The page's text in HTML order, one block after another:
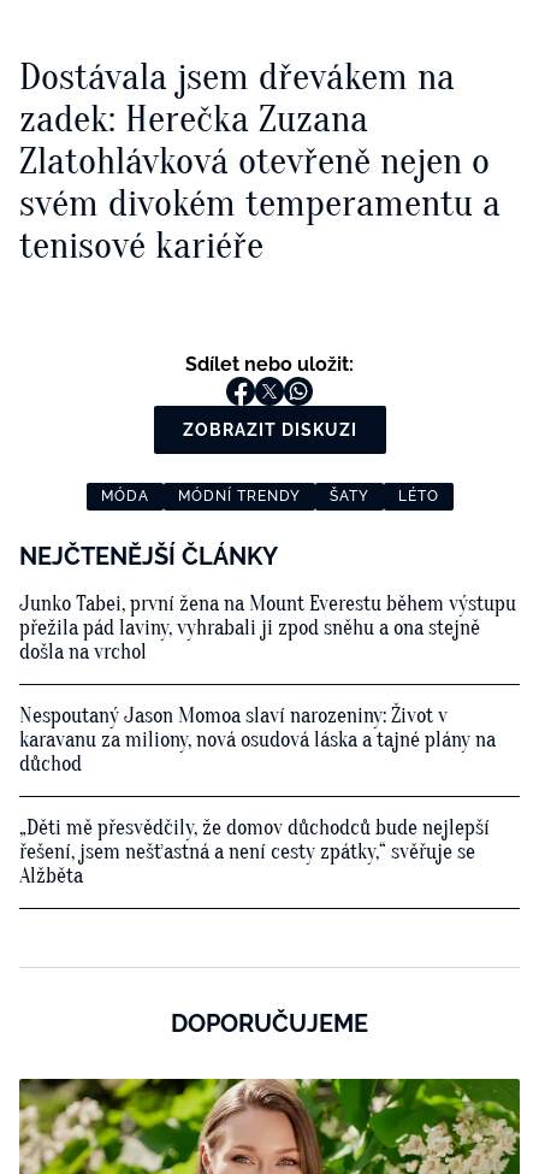
Dostávala jsem dřevákem na
zadek: Herečka Zuzana
Zlatohlávková otevřeně nejen o
svém divokém temperamentu a
tenisové kariéře
Sdílet nebo uložit:
ZOBRAZIT DISKUZI
MÓDA MÓDNÍ TRENDY ŠATY LÉTO
NEJČTENĚJŠÍ ČLÁNKY
Junko Tabei, první žena na Mount Everestu během výstupu
přežila pád laviny, vyhrabali ji zpod sněhu a ona stejně
došla na vrchol
Nespoutaný Jason Momoa slaví narozeniny: Život v
karavanu za miliony, nová osudová láska a tajné plány na
důchod
„Děti mě přesvědčily, že domov důchodců bude nejlepší
řešení, jsem nešťastná a není cesty zpátky,“ svěřuje se
Alžběta
DOPORUČUJEME